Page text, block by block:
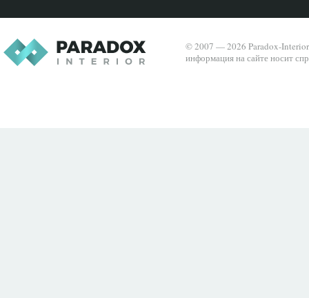
© 2007 — 2026 Paradox-
информация на сайте носит